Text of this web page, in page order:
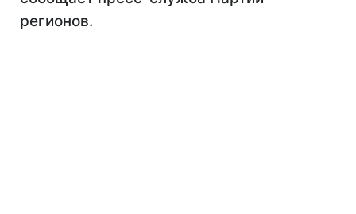
регионов.